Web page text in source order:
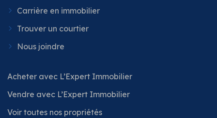
Carrière en immobilier
Trouver un courtier
Nous joindre
Acheter avec L’Expert Immobilier
Vendre avec L’Expert Immobilier
Voir toutes nos propriétés